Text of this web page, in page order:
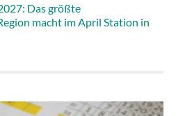
Das größte
macht im April Station in